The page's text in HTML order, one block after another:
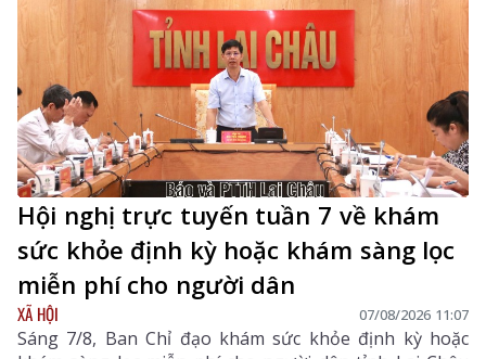
Hội nghị trực tuyến tuần 7 về khám
sức khỏe định kỳ hoặc khám sàng lọc
miễn phí cho người dân
XÃ HỘI 07/08/2026 11:07
Sáng 7/8, Ban Chỉ đạo khám sức khỏe định kỳ hoặc